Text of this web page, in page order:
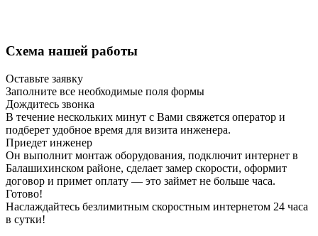
Схема нашей работы
Оставьте заявку
Заполните все необходимые поля формы
Дождитесь звонка
В течение нескольких минут с Вами свяжется оператор и
подберет удобное время для визита инженера.
Приедет инженер
Он выполнит монтаж оборудования, подключит интернет в
Балашихинском районе, сделает замер скорости, оформит
договор и примет оплату — это займет не больше часа.
Готово!
Наслаждайтесь безлимитным скоростным интернетом 24 часа
в сутки!